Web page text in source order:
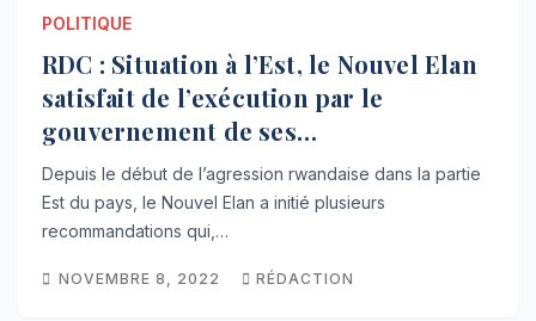
POLITIQUE
RDC : Situation à l’Est, le Nouvel Elan
satisfait de l’exécution par le
gouvernement de ses
recommandations
Depuis le début de l’agression rwandaise dans la partie
Est du pays, le Nouvel Elan a initié plusieurs
recommandations qui,…
NOVEMBRE 8, 2022 RÉDACTION